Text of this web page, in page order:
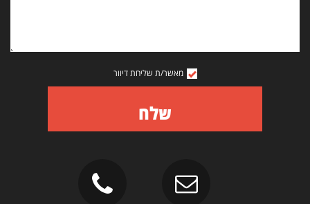
מאשר/ת שליחת דיוור
שלח